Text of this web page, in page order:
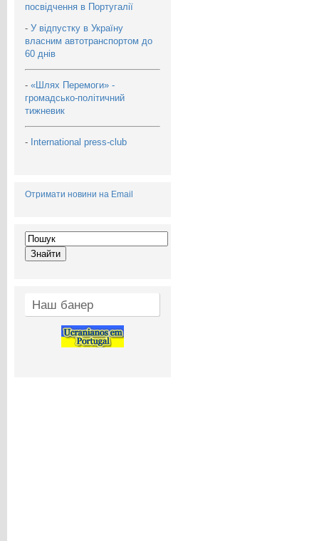
посвідчення в Португалії
- У відпустку в Україну
власним автотранспортом до
60 днів
- «Шлях Перемоги» -
громадсько-політичний
тижневик
- International press-club
Отримати новини на Email
Наш банер